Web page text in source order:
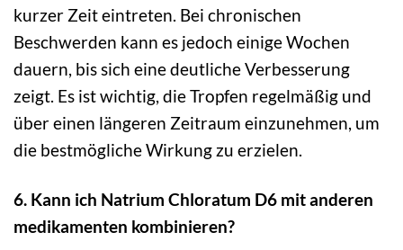
kurzer Zeit eintreten. Bei chronischen
Beschwerden kann es jedoch einige Wochen
dauern, bis sich eine deutliche Verbesserung
zeigt. Es ist wichtig, die Tropfen regelmäßig und
über einen längeren Zeitraum einzunehmen, um
die bestmögliche Wirkung zu erzielen.
6. Kann ich Natrium Chloratum D6 mit anderen
medikamenten kombinieren?